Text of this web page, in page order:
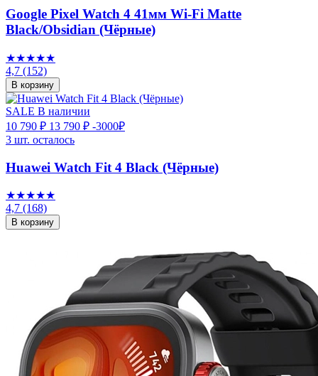
Google Pixel Watch 4 41мм Wi-Fi Matte
Black/Obsidian (Чёрные)
★★★★★
4,7 (152)
В корзину
SALE В наличии
10 790 ₽ 13 790 ₽ -3000₽
3 шт. осталось
Huawei Watch Fit 4 Black (Чёрные)
★★★★★
4,7 (168)
В корзину